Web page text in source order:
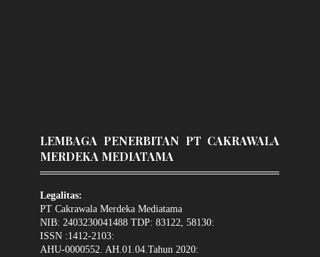
LEMBAGA PENERBITAN PT CAKRAWALA
MERDEKA MEDIATAMA
Legalitas:
PT Cakrawala Merdeka Mediatama
NIB: 2403230041488 TDP: 83122, 58130:
ISSN :1412-2103:
AHU-0000552. AH.01.04.Tahun 2020: